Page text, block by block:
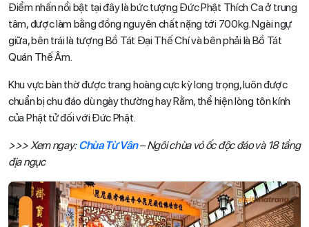
Điểm nhấn nổi bật tại đây là bức tượng Đức Phật Thích Ca ở trung
tâm, được làm bằng đồng nguyên chất nặng tới 700kg. Ngài ngự
giữa, bên trái là tượng Bồ Tát Đại Thế Chí và bên phải là Bồ Tát
Quán Thế Âm.
Khu vực bàn thờ được trang hoàng cực kỳ long trọng, luôn được
chuẩn bị chu đáo dù ngày thường hay Rằm, thể hiện lòng tôn kính
của Phật tử đối với Đức Phật.
>>> Xem ngay:Chùa Từ Vân– Ngôi chùa vỏ ốc độc đáo và 18 tầng
địa ngục